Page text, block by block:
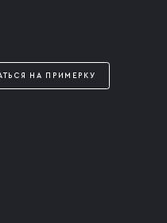
НА ПРИМЕРКУ